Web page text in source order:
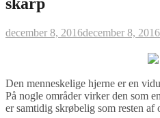
december 8, 2016december 8, 2016
Den menneskelige hjerne er en
På nogle områder virker den som
er samtidig skrøbelig som resten af